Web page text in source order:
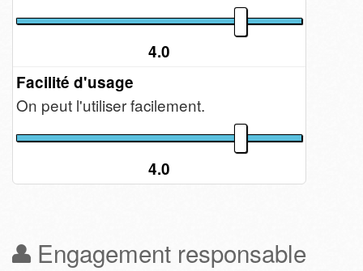
4.0
Facilité d'usage
On peut l'utiliser facilement.
4.0
Engagement responsable